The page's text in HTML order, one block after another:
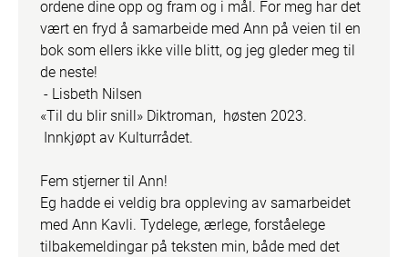
ordene dine opp og fram og i mål. For meg har det
vært en fryd å samarbeide med Ann på veien til en
bok som ellers ikke ville blitt, og jeg gleder meg til
de neste!
- Lisbeth Nilsen
«Til du blir snill» Diktroman,  høsten 2023.
Fem stjerner til Ann!
Eg hadde ei veldig bra oppleving av samarbeidet
med Ann Kavli. Tydelege, ærlege, forståelege
tilbakemeldingar på teksten min, både med det